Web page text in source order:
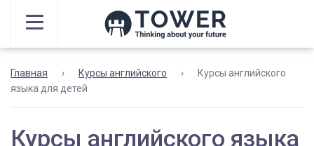
Главная › Курсы английского ›
Курсы английского
языка для детей
Курсы английского языка